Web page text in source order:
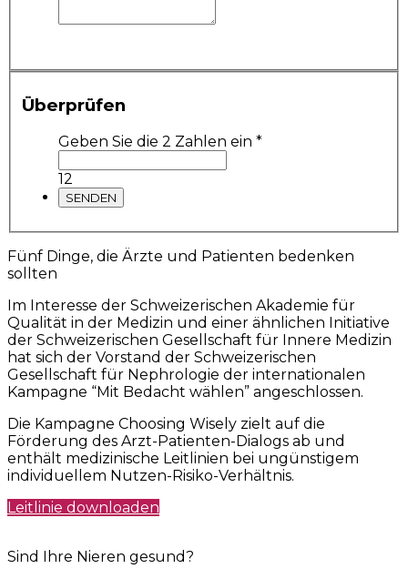
Überprüfen
Geben Sie die 2 Zahlen ein *
12
Fünf Dinge, die Ärzte und Patienten bedenken
sollten
Im Interesse der Schweizerischen Akademie für
Qualität in der Medizin und einer ähnlichen Initiative
der Schweizerischen Gesellschaft für Innere Medizin
hat sich der Vorstand der Schweizerischen
Gesellschaft für Nephrologie der internationalen
Kampagne “Mit Bedacht wählen” angeschlossen.
Die Kampagne Choosing Wisely zielt auf die
Förderung des Arzt-Patienten-Dialogs ab und
enthält medizinische Leitlinien bei ungünstigem
individuellem Nutzen-Risiko-Verhältnis.
Leitlinie downloaden
Sind Ihre Nieren gesund?